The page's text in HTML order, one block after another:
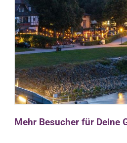
Mehr Besucher für Deine